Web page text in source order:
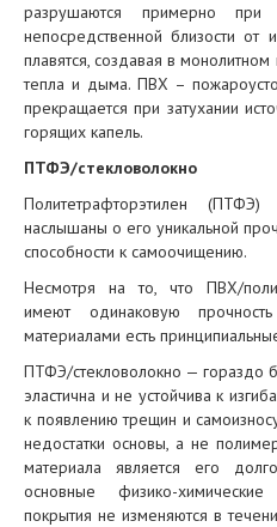
разрушаются примерно
непосредственной близости
плавятся, создавая в
тепла и дыма. ПВХ –
прекращается при затухании
горящих капель.
ПТФЭ/стекловолокно
Политетрафторэтилен
наслышаны о его уникальной
способности к самоочищению.
Несмотря на то, что ПВХ/
имеют одинаковую
материалами есть
ПТФЭ/стекловолокно — гораздо
эластична и не устойчива к
к появлению трещин и
недостатки основы, а не
материала является его
основные физико-химические
покрытия не изменяются в